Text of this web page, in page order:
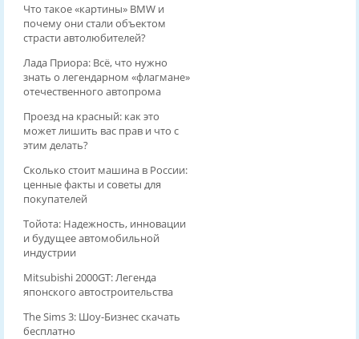
Что такое «картины» BMW и
почему они стали объектом
страсти автолюбителей?
Лада Приора: Всё, что нужно
знать о легендарном «флагмане»
отечественного автопрома
Проезд на красный: как это
может лишить вас прав и что с
этим делать?
Сколько стоит машина в России:
ценные факты и советы для
покупателей
Тойота: Надежность, инновации
и будущее автомобильной
индустрии
Mitsubishi 2000GT: Легенда
японского автостроительства
The Sims 3: Шоу-Бизнес скачать
бесплатно